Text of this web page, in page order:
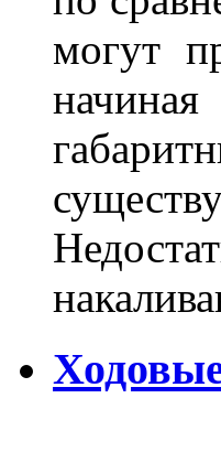
могут